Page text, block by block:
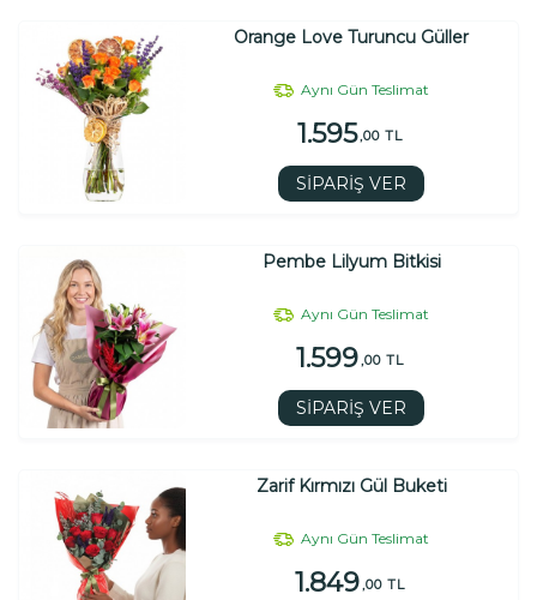
Orange Love Turuncu Güller
Aynı Gün Teslimat
1.595,00 TL
SİPARİŞ VER
Pembe Lilyum Bitkisi
Aynı Gün Teslimat
1.599 ,00 TL
SİPARİŞ VER
Zarif Kırmızı Gül Buketi
Aynı Gün Teslimat
1.849 ,00 TL